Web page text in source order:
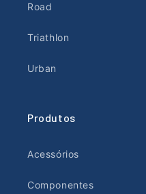
Road
Triathlon
Urban
Produtos
Acessórios
Componentes